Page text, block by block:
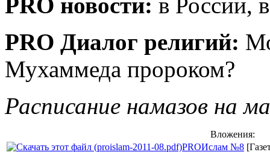
PRO Диалог религий:
Мухаммеда пророком?
Расписание намазов на
Вложения:
PROИслам №8